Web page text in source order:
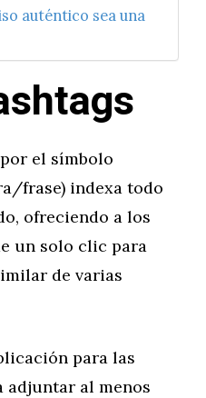
auténtico sea una
el símbolo
frase) indexa todo
ofreciendo a los
un solo clic para
de varias
para las
adjuntar al menos